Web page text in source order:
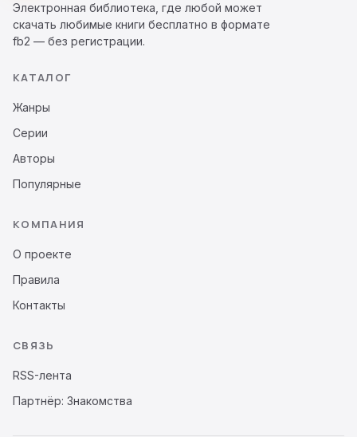
Электронная библиотека, где любой может
скачать любимые книги бесплатно в формате
fb2 — без регистрации.
КАТАЛОГ
Жанры
Серии
Авторы
Популярные
КОМПАНИЯ
О проекте
Правила
Контакты
СВЯЗЬ
RSS-лента
Партнёр: Знакомства